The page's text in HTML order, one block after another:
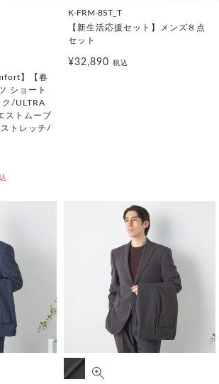
】【春
ショート
ク/ULTRA
ストムーブ
トレッチ/
K-FRM-8ST_T
【新生活応援セット】メンズ８点
セット
¥32,890 税込